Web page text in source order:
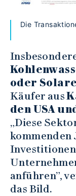
Die
oder
Käufer aus
den USA
„Diese
kommenden
anführen”,
das Bild.